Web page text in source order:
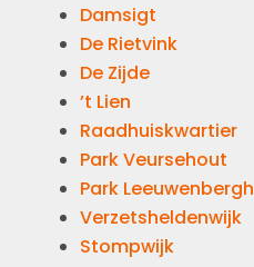
Damsigt
De Rietvink
De Zijde
’t Lien
Raadhuiskwartier
Park Veursehout
Park Leeuwenbergh
Verzetsheldenwijk
Stompwijk